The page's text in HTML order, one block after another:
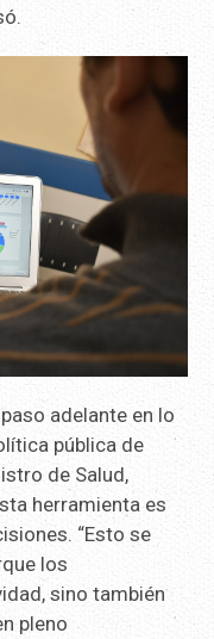
adelante en lo
pública de
de Salud,
herramienta es
“Esto se
los
sino también
pleno